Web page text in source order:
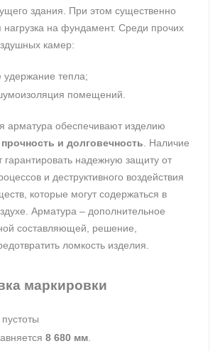
здания. При этом существенно
нагрузка на фундамент. Среди прочих
камер:
тепла;
помещений.
арматура обеспечивают изделию
и долговечность . Наличие
гарантировать надежную защиту от
и деструктивного воздействия
которые могут содержаться в
Арматура – дополнительное
составляющей, решение,
ломкость изделия.
маркировки
8 680 мм